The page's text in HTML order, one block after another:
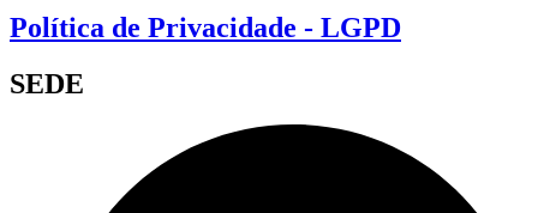
Política de Privacidade - LGPD
SEDE